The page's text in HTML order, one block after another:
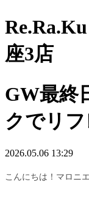
座3店
GW最終
クでリフ
2026.05.06 13:29
こんにちは！マロニ